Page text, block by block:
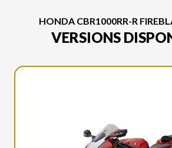
HONDA CBR1000RR-R
VERSIONS